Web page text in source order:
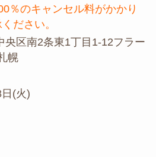
％のキャンセル料がかかり
ださい。
区南2条東1丁目1-12フラー
幌
(火)